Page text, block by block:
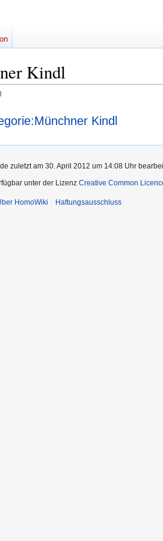
Kindl
nach: Kindl
zuletzt am 30. April 2012 um 14:08 Uhr
unter der Lizenz Creative Common
HomoWiki Haftungsausschluss